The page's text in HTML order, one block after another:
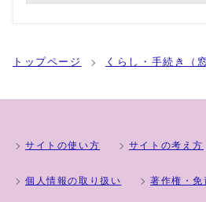
トップページ くらし・手続き（
サイトの使い方 サイトの考え方
個人情報の取り扱い 著作権・免